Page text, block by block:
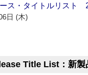
ス・タイトルリスト
日 (木)
Title List：新製